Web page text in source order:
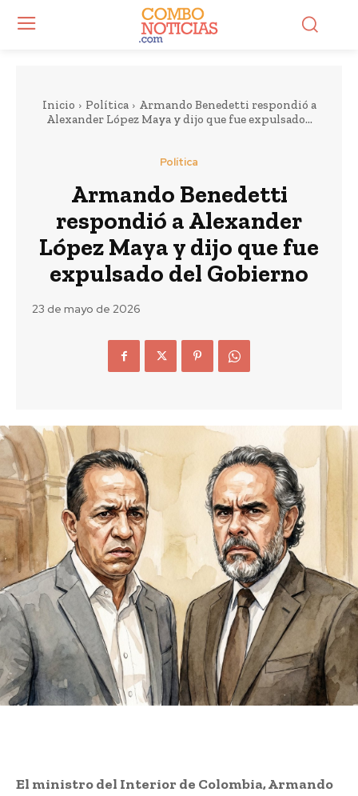
Inicio Política
Armando Benedetti respondió a
Alexander López Maya y dijo que fue expulsado...
Política
Armando Benedetti
respondió a Alexander
López Maya y dijo que fue
expulsado del Gobierno
23 de mayo de 2026
El ministro del Interior de Colombia, Armando